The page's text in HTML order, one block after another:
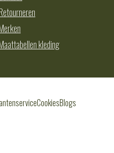
kleding
CookiesBlogs